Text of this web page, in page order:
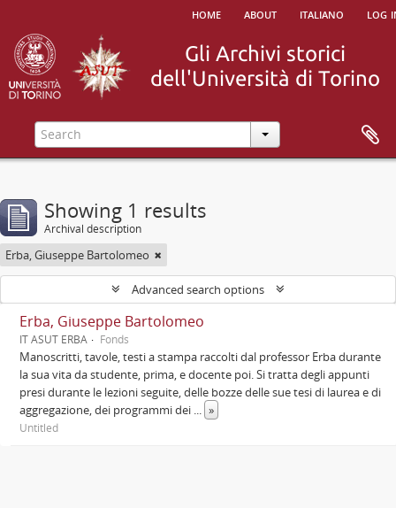
home about italiano log
Showing 1 results
Archival description
Erba, Giuseppe Bartolomeo
Advanced search options
Erba, Giuseppe Bartolomeo
IT ASUT ERBA Fonds
Manoscritti, tavole, testi a stampa raccolti dal professor Erba durante
la sua vita da studente, prima, e docente poi. Si tratta degli appunti
presi durante le lezioni seguite, delle bozze delle sue tesi di laurea e di
aggregazione, dei programmi dei ... »
Untitled